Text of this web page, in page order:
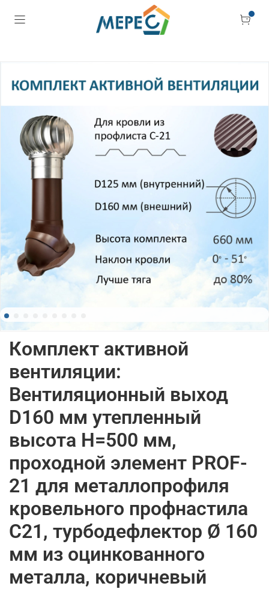
Комплект активной
вентиляции:
Вентиляционный выход
D160 мм утепленный
высота H=500 мм,
проходной элемент PROF-
21 для металлопрофиля
кровельного профнастила
С21, турбодефлектор Ø 160
мм из оцинкованного
металла, коричневый